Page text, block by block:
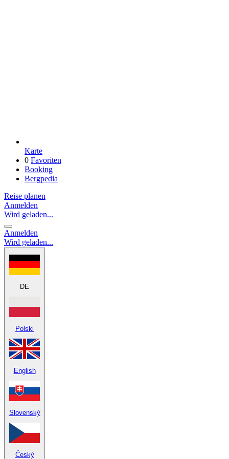
Karte
0 Favoriten
Booking
Bergpedia
Reise planen
Anmelden
Wird geladen...
Anmelden
Wird geladen...
DE
Polski
English
Slovenský
Český